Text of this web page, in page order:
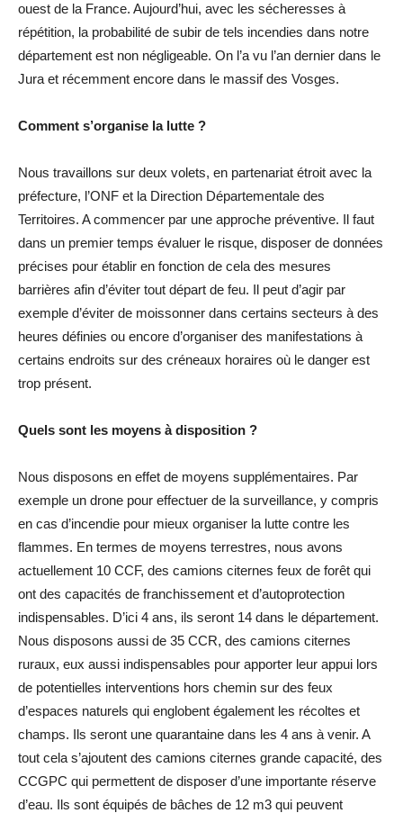
ouest de la France. Aujourd’hui, avec les sécheresses à
répétition, la probabilité de subir de tels incendies dans notre
département est non négligeable. On l’a vu l’an dernier dans le
Jura et récemment encore dans le massif des Vosges.
Comment s’organise la lutte ?
Nous travaillons sur deux volets, en partenariat étroit avec la
préfecture, l’ONF et la Direction Départementale des
Territoires. A commencer par une approche préventive. Il faut
dans un premier temps évaluer le risque, disposer de données
précises pour établir en fonction de cela des mesures
barrières afin d’éviter tout départ de feu. Il peut d’agir par
exemple d’éviter de moissonner dans certains secteurs à des
heures définies ou encore d’organiser des manifestations à
certains endroits sur des créneaux horaires où le danger est
trop présent.
Quels sont les moyens à disposition ?
Nous disposons en effet de moyens supplémentaires. Par
exemple un drone pour effectuer de la surveillance, y compris
en cas d’incendie pour mieux organiser la lutte contre les
flammes. En termes de moyens terrestres, nous avons
actuellement 10 CCF, des camions citernes feux de forêt qui
ont des capacités de franchissement et d’autoprotection
indispensables. D’ici 4 ans, ils seront 14 dans le département.
Nous disposons aussi de 35 CCR, des camions citernes
ruraux, eux aussi indispensables pour apporter leur appui lors
de potentielles interventions hors chemin sur des feux
d’espaces naturels qui englobent également les récoltes et
champs. Ils seront une quarantaine dans les 4 ans à venir. A
tout cela s’ajoutent des camions citernes grande capacité, des
CCGPC qui permettent de disposer d’une importante réserve
d’eau. Ils sont équipés de bâches de 12 m3 qui peuvent